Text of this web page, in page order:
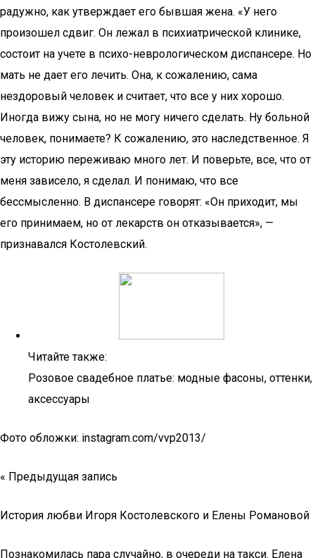
радужно, как утверждает его бывшая жена. «У него
произошел сдвиг. Он лежал в психиатрической клинике,
состоит на учете в психо-неврологическом диспансере. Но
мать не дает его лечить. Она, к сожалению, сама
нездоровый человек и считает, что все у них хорошо.
Иногда вижу сына, но не могу ничего сделать. Ну больной
человек, понимаете? К сожалению, это наследственное. Я
эту историю переживаю много лет. И поверьте, все, что от
меня зависело, я сделал. И понимаю, что все
бессмысленно. В диспансере говорят: «Он приходит, мы
его принимаем, но от лекарств он отказывается», —
признавался Костолевский.
Читайте также:
Розовое свадебное платье: модные фасоны, оттенки,
аксессуары
Фото обложки: instagram.com/vvp2013/
« Предыдущая запись
История любви Игоря Костолевского и Елены Романовой
Познакомилась пара случайно, в очереди на такси. Елена